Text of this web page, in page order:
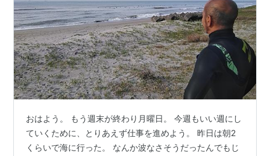
おはよう。 もう週末が終わり月曜日。 今週もいい週にし
ていくために、とりあえず仕事を進めよう。 昨日は朝2
くらいで海に行った。 なんか波なさそうだったんでもじ